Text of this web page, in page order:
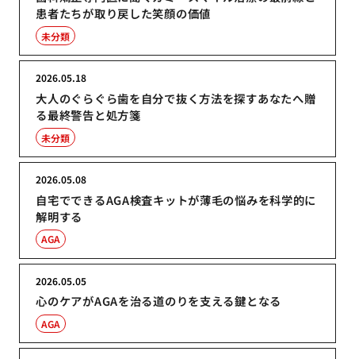
患者たちが取り戻した笑顔の価値
未分類
大人のぐらぐら歯を自分で抜く方法を探すあなたへ贈
る最終警告と処方箋
2026.05.18
未分類
自宅でできるAGA検査キットが薄毛の悩みを科学的に
解明する
2026.05.08
AGA
心のケアがAGAを治る道のりを支える鍵となる
2026.05.05
AGA